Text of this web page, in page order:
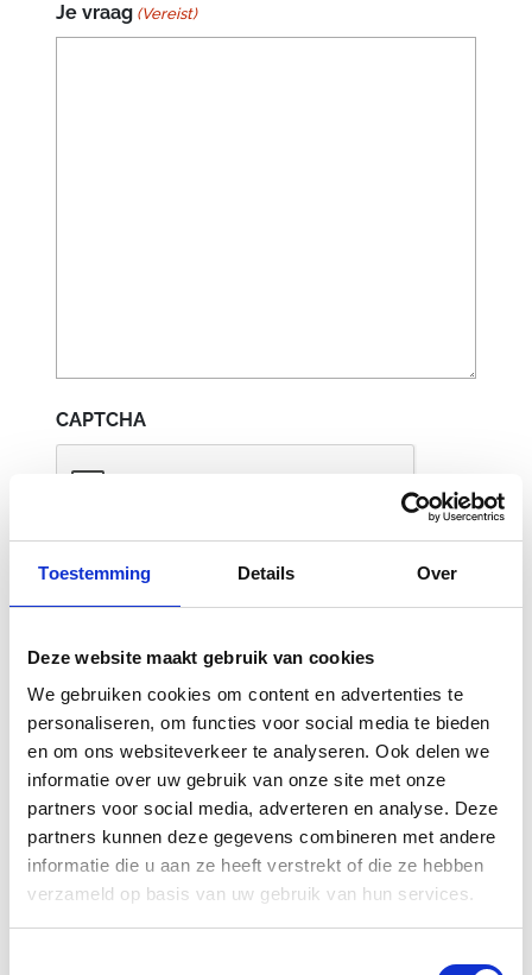
Toestemming Details Over
Deze website maakt gebruik van cookies
We gebruiken cookies om content en advertenties te
personaliseren, om functies voor social media te bieden
en om ons websiteverkeer te analyseren. Ook delen we
informatie over uw gebruik van onze site met onze
partners voor social media, adverteren en analyse. Deze
partners kunnen deze gegevens combineren met andere
informatie die u aan ze heeft verstrekt of die ze hebben
verzameld op basis van uw gebruik van hun services.
Je vraag (Vereist)
CAPTCHA
Gerelateerde
producten